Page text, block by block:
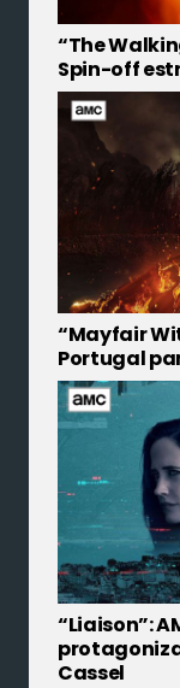
“The
Spin-off
“Mayfair
Portugal
“Liaison”:
Cassel